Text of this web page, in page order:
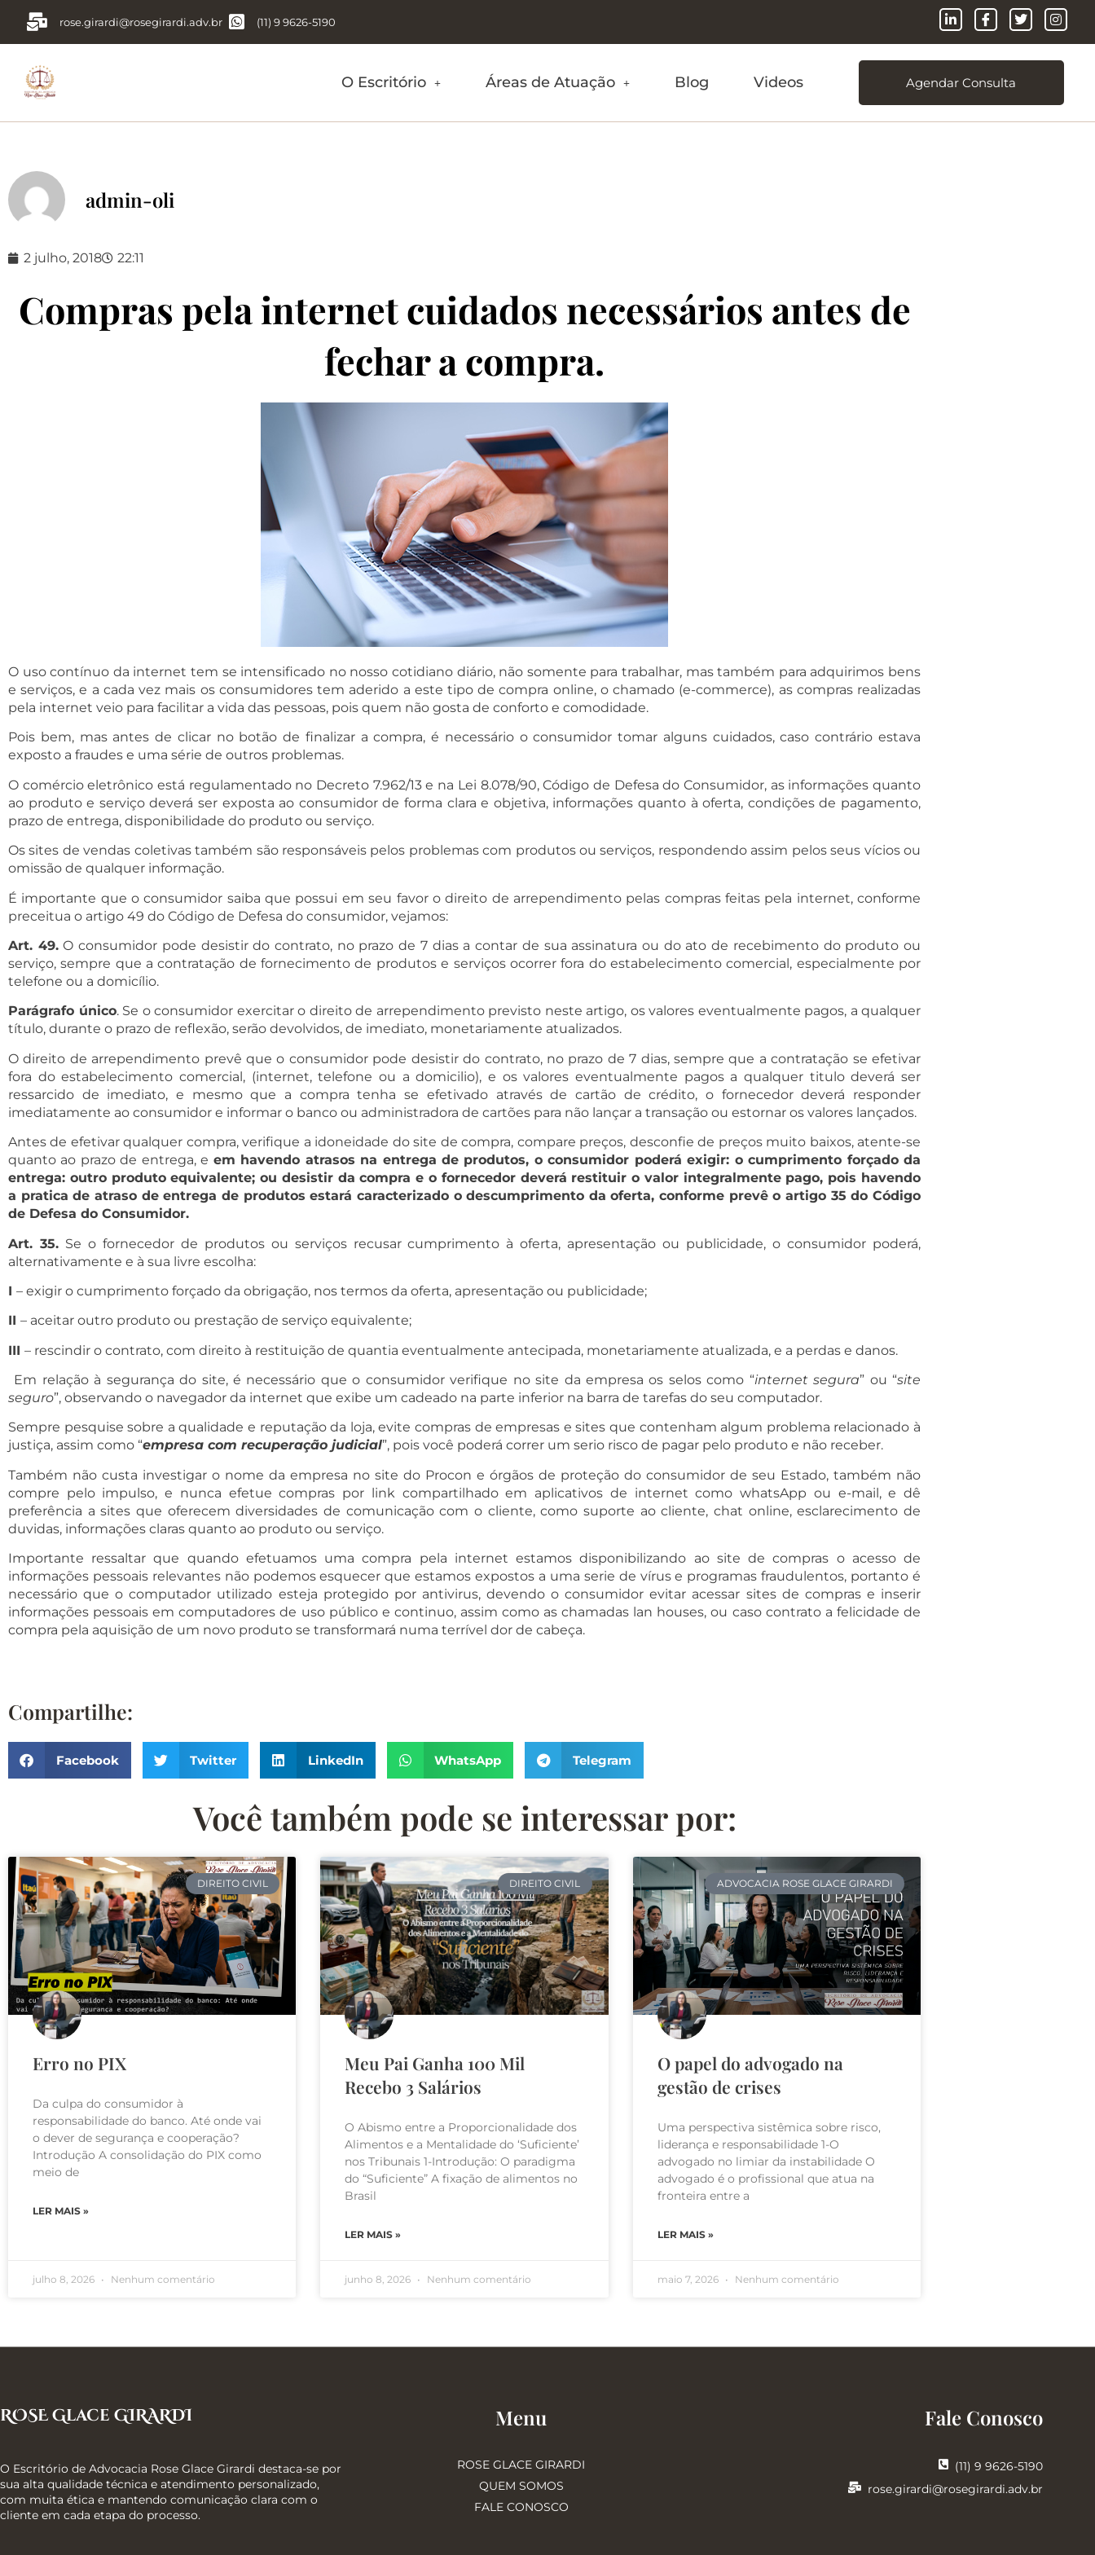
rose.girardi@rosegirardi.adv.br (11) 9 9626-5190
O Escritório Áreas de Atuação Blog Videos Agendar Consulta
admin-oli
2 julho, 2018 22:11
Compras pela internet cuidados necessários antes de
fechar a compra.
O uso contínuo da internet tem se intensificado no nosso cotidiano diário, não somente para trabalhar, mas também para adquirimos bens
e serviços, e a cada vez mais os consumidores tem aderido a este tipo de compra online, o chamado (e-commerce), as compras realizadas
pela internet veio para facilitar a vida das pessoas, pois quem não gosta de conforto e comodidade.
Pois bem, mas antes de clicar no botão de finalizar a compra, é necessário o consumidor tomar alguns cuidados, caso contrário estava
exposto a fraudes e uma série de outros problemas.
O comércio eletrônico está regulamentado no Decreto 7.962/13 e na Lei 8.078/90, Código de Defesa do Consumidor, as informações quanto
ao produto e serviço deverá ser exposta ao consumidor de forma clara e objetiva, informações quanto à oferta, condições de pagamento,
prazo de entrega, disponibilidade do produto ou serviço.
Os sites de vendas coletivas também são responsáveis pelos problemas com produtos ou serviços, respondendo assim pelos seus vícios ou
omissão de qualquer informação.
É importante que o consumidor saiba que possui em seu favor o direito de arrependimento pelas compras feitas pela internet, conforme
preceitua o artigo 49 do Código de Defesa do consumidor, vejamos:
Art. 49.O consumidor pode desistir do contrato, no prazo de 7 dias a contar de sua assinatura ou do ato de recebimento do produto ou
serviço, sempre que a contratação de fornecimento de produtos e serviços ocorrer fora do estabelecimento comercial, especialmente por
telefone ou a domicílio.
Parágrafo único. Se o consumidor exercitar o direito de arrependimento previsto neste artigo, os valores eventualmente pagos, a qualquer
título, durante o prazo de reflexão, serão devolvidos, de imediato, monetariamente atualizados.
O direito de arrependimento prevê que o consumidor pode desistir do contrato, no prazo de 7 dias, sempre que a contratação se efetivar
fora do estabelecimento comercial, (internet, telefone ou a domicilio), e os valores eventualmente pagos a qualquer titulo deverá ser
ressarcido de imediato, e mesmo que a compra tenha se efetivado através de cartão de crédito, o fornecedor deverá responder
imediatamente ao consumidor e informar o banco ou administradora de cartões para não lançar a transação ou estornar os valores lançados.
Antes de efetivar qualquer compra, verifique a idoneidade do site de compra, compare preços, desconfie de preços muito baixos, atente-se
quanto ao prazo de entrega, e em havendo atrasos na entrega de produtos, o consumidor poderá exigir: o cumprimento forçado da
entrega: outro produto equivalente; ou desistir da compra e o fornecedor deverá restituir o valor integralmente pago, pois havendo
a pratica de atraso de entrega de produtos estará caracterizado o descumprimento da oferta, conforme prevê o artigo 35 do Código
de Defesa do Consumidor.
Art. 35.Se o fornecedor de produtos ou serviços recusar cumprimento à oferta, apresentação ou publicidade, o consumidor poderá,
alternativamente e à sua livre escolha:
I – exigir o cumprimento forçado da obrigação, nos termos da oferta, apresentação ou publicidade;
II – aceitar outro produto ou prestação de serviço equivalente;
III – rescindir o contrato, com direito à restituição de quantia eventualmente antecipada, monetariamente atualizada, e a perdas e danos.
Em relação à segurança do site, é necessário que o consumidor verifique no site da empresa os selos como “internet segura” ou “site
seguro”, observando o navegador da internet que exibe um cadeado na parte inferior na barra de tarefas do seu computador.
Sempre pesquise sobre a qualidade e reputação da loja, evite compras de empresas e sites que contenham algum problema relacionado à
justiça, assim como “empresa com recuperação judicial”, pois você poderá correr um serio risco de pagar pelo produto e não receber.
Também não custa investigar o nome da empresa no site do Procon e órgãos de proteção do consumidor de seu Estado, também não
compre pelo impulso, e nunca efetue compras por link compartilhado em aplicativos de internet como whatsApp ou e-mail, e dê
preferência a sites que oferecem diversidades de comunicação com o cliente, como suporte ao cliente, chat online, esclarecimento de
duvidas, informações claras quanto ao produto ou serviço.
Importante ressaltar que quando efetuamos uma compra pela internet estamos disponibilizando ao site de compras o acesso de
informações pessoais relevantes não podemos esquecer que estamos expostos a uma serie de vírus e programas fraudulentos, portanto é
necessário que o computador utilizado esteja protegido por antivirus, devendo o consumidor evitar acessar sites de compras e inserir
informações pessoais em computadores de uso público e continuo, assim como as chamadas lan houses, ou caso contrato a felicidade de
compra pela aquisição de um novo produto se transformará numa terrível dor de cabeça.
Compartilhe:
Facebook Twitter LinkedIn WhatsApp Telegram
Você também pode se interessar por:
DIREITO CIVIL
Erro no PIX
Da culpa do consumidor à
responsabilidade do banco. Até onde vai
o dever de segurança e cooperação?
Introdução A consolidação do PIX como
meio de
LER MAIS »
julho 8, 2026 Nenhum comentário
DIREITO CIVIL
Meu Pai Ganha 100 Mil
Recebo 3 Salários
O Abismo entre a Proporcionalidade dos
Alimentos e a Mentalidade do ‘Suficiente’
nos Tribunais 1-Introdução: O paradigma
do “Suficiente” A fixação de alimentos no
Brasil
LER MAIS »
junho 8, 2026 Nenhum comentário
ADVOCACIA ROSE GLACE GIRARDI
O papel do advogado na
gestão de crises
Uma perspectiva sistêmica sobre risco,
liderança e responsabilidade 1-O
advogado no limiar da instabilidade O
advogado é o profissional que atua na
fronteira entre a
LER MAIS »
maio 7, 2026 Nenhum comentário
ROSE Glace GIRARDI
O Escritório de Advocacia Rose Glace Girardi destaca-se por
sua alta qualidade técnica e atendimento personalizado,
com muita ética e mantendo comunicação clara com o
cliente em cada etapa do processo.
Menu
ROSE GLACE GIRARDI
QUEM SOMOS
FALE CONOSCO
Fale Conosco
(11) 9 9626-5190
rose.girardi@rosegirardi.adv.br